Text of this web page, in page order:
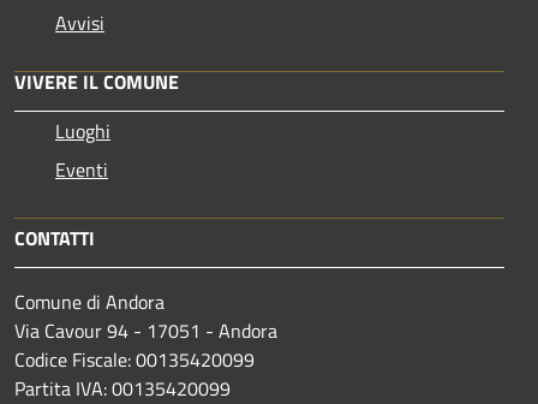
Avvisi
VIVERE IL COMUNE
Luoghi
Eventi
CONTATTI
Comune di Andora
Via Cavour 94 - 17051 - Andora
Codice Fiscale: 00135420099
Partita IVA: 00135420099